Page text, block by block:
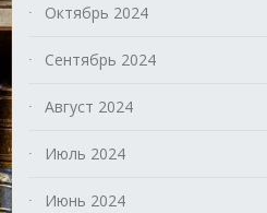
Октябрь 2024
Сентябрь 2024
Август 2024
Июль 2024
Июнь 2024